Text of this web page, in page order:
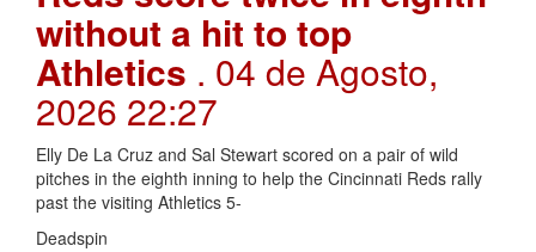
without a hit to top
Athletics . 04 de Agosto,
2026 22:27
Elly De La Cruz and Sal Stewart scored on a pair of wild
pitches in the eighth inning to help the Cincinnati Reds rally
past the visiting Athletics 5-
Deadspin